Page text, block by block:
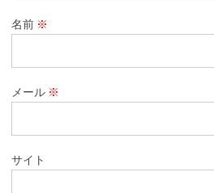
名前 ※
メール ※
サイト